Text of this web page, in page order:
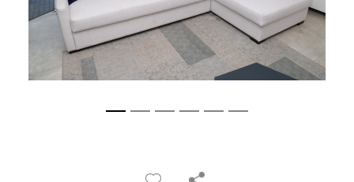
ZAKAŽITE
SASTANAK
SA NAŠIM